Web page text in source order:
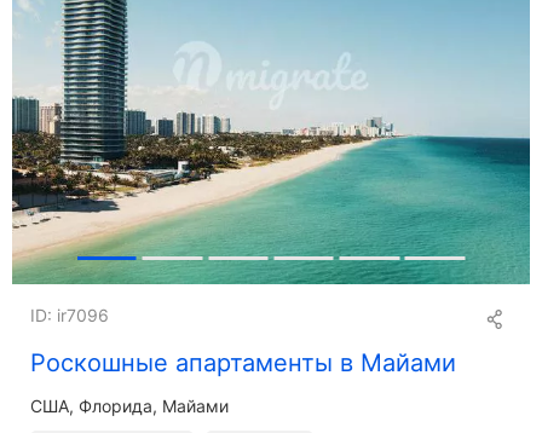
Роскошные апартаменты в Майами
ID: ir7096
США, Флорида, Майами